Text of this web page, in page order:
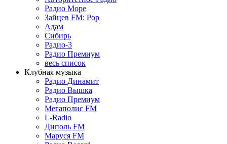
Радио Море
Зайцев FM: Pop
Адам
Сибирь
Радио-3
Радио Премиум
весь список
Клубная музыка
Радио Динамит
Радио Вышка
Радио Премиум
Мегаполис FM
L-Radio
Диполь FM
Маруся FM